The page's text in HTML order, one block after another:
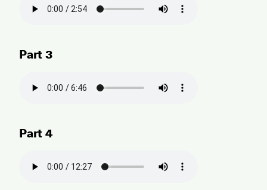
Part 3
Part 4